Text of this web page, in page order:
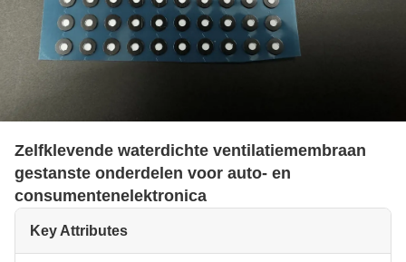
Zelfklevende waterdichte ventilatiemembraan
gestanste onderdelen voor auto- en
consumentenelektronica
Key Attributes